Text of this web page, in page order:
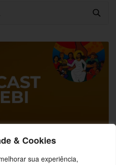
& Cookies
sua experiência,